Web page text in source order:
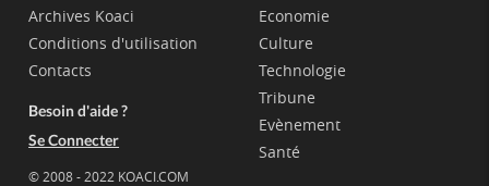
Archives Koaci
Conditions d'utilisation
Contacts
Besoin d'aide ?
Se Connecter
© 2008 - 2022 KOACI.COM
Economie
Culture
Technologie
Tribune
Evènement
Santé